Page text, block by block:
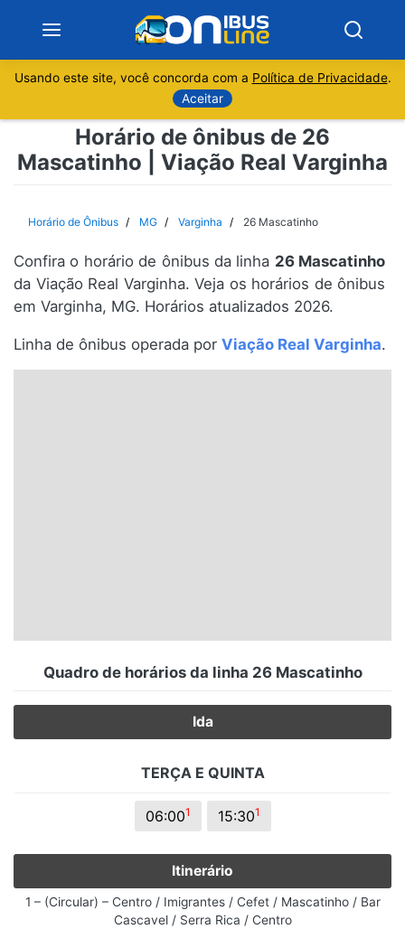
Rio de Janeiro
Usando este site, você concorda com a Política de Privacidade.
Aceitar
Horário de ônibus de 26
Mascatinho | Viação Real Varginha
Horário de Ônibus MG Varginha 26 Mascatinho
Confira o horário de ônibus da linha 26 Mascatinho
da Viação Real Varginha. Veja os horários de ônibus
em Varginha, MG. Horários atualizados 2026.
Linha de ônibus operada por Viação Real Varginha.
Quadro de horários da linha 26 Mascatinho
Ida
TERÇA E QUINTA
06:001 15:301
Itinerário
1 – (Circular) – Centro / Imigrantes / Cefet / Mascatinho / Bar
Cascavel / Serra Rica / Centro